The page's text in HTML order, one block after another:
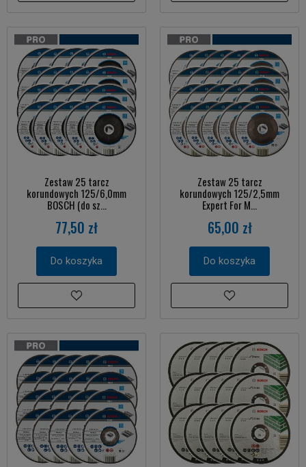
Zestaw 25 tarcz
korundowych 125/6,0mm
BOSCH (do sz...
77,50 zł
Do koszyka
Zestaw 25 tarcz
korundowych 125/2,5mm
Expert For M...
65,00 zł
Do koszyka